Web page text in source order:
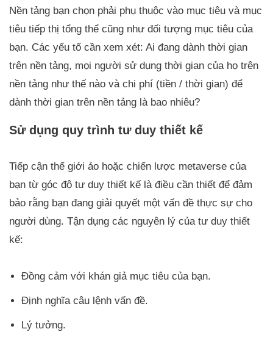
Nền tảng bạn chọn phải phụ thuộc vào mục tiêu và mục
tiêu tiếp thị tổng thể cũng như đối tượng mục tiêu của
bạn. Các yếu tố cần xem xét: Ai đang dành thời gian
trên nền tảng, mọi người sử dụng thời gian của họ trên
nền tảng như thế nào và chi phí (tiền / thời gian) để
dành thời gian trên nền tảng là bao nhiêu?
Sử dụng quy trình tư duy thiết kế
Tiếp cận thế giới ảo hoặc chiến lược metaverse của
bạn từ góc độ tư duy thiết kế là điều cần thiết để đảm
bảo rằng bạn đang giải quyết một vấn đề thực sự cho
người dùng. Tận dụng các nguyên lý của tư duy thiết
kế:
Đồng cảm với khán giả mục tiêu của bạn.
Định nghĩa câu lệnh vấn đề.
Lý tưởng.